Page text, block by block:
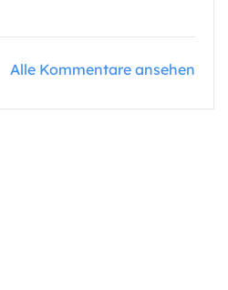
Alle Kommentare ansehen